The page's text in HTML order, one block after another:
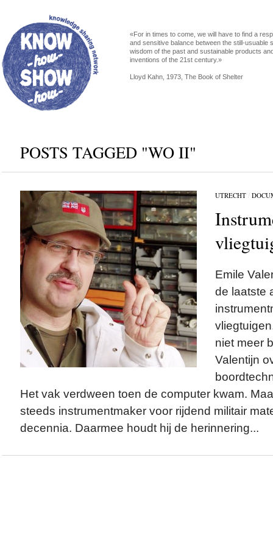
«For in times to come, we will have to find a
and sensitive balance between the still-usuable
wisdom of the past and sustainable products
inventions of the 21st century.»
Lloyd Kahn, 1973, The Book of Shelter
POSTS TAGGED "WO II"
UTRECHT/
Emile
de laatste
niet meer
Valentijn
Het vak verdween toen de computer kwam.
steeds instrumentmaker voor rijdend militair
decennia. Daarmee houdt hij de herinnering...